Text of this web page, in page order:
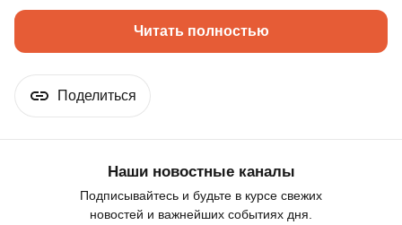
Читать полностью
Поделиться
Наши новостные каналы
Подписывайтесь и будьте в курсе свежих
новостей и важнейших событиях дня.